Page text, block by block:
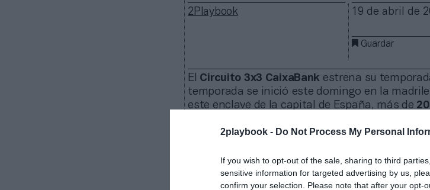
2playbook - Do Not Process My Personal
If you wish to opt-out of the sale, sharing to third
sensitive information for targeted advertising by us,
confirm your selection. Please note that after your opt-
2Playbook 19 de abril de
Guardar
El Circuito 3x3 CaixaBank estrena su
temporada se inició este domingo en la
este enclave de la capital de España, más de
libre de España.
visitarán11 ciudades , y lo ha hecho con una
participado 500 jugadores y jugadoras de los